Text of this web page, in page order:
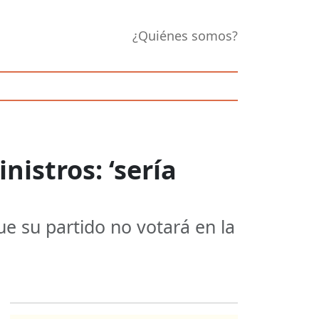
¿Quiénes somos?
‘sería
su partido no votará en la